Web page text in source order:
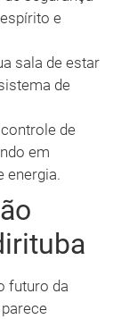
e
sala de estar
de
de
em
energia.
futuro da